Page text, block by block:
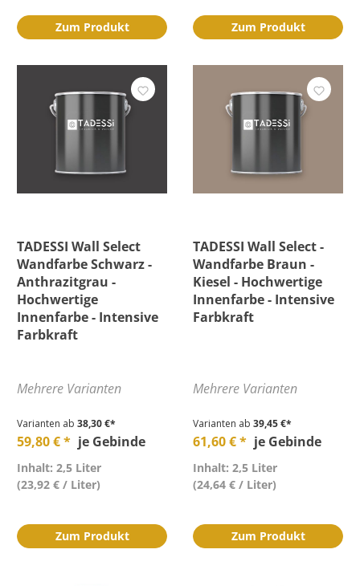
Zum Produkt Zum Produkt
TADESSI Wall Select
Wandfarbe Schwarz -
Anthrazitgrau -
Hochwertige
Innenfarbe - Intensive
Farbkraft
Mehrere Varianten
Varianten ab 38,30 €*
59,80 € * je Gebinde
Inhalt: 2,5 Liter
(23,92 € / Liter)
Zum Produkt
TADESSI Wall Select -
Wandfarbe Braun -
Kiesel - Hochwertige
Innenfarbe - Intensive
Farbkraft
Mehrere Varianten
Varianten ab 39,45 €*
61,60 € * je Gebinde
Inhalt: 2,5 Liter
(24,64 € / Liter)
Zum Produkt